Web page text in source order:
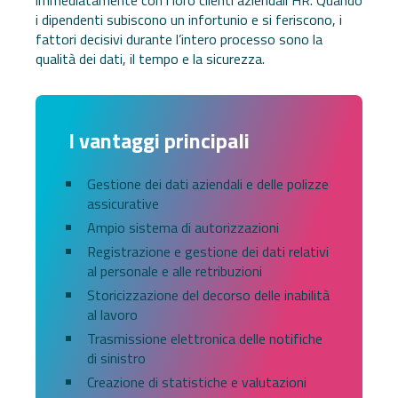
i dipendenti subiscono un infortunio e si feriscono, i
fattori decisivi durante l’intero processo sono la
qualità dei dati, il tempo e la sicurezza.
I vantaggi principali
Gestione dei dati aziendali e delle polizze
assicurative
Ampio sistema di autorizzazioni
Registrazione e gestione dei dati relativi
al personale e alle retribuzioni
Storicizzazione del decorso delle inabilità
al lavoro
Trasmissione elettronica delle notifiche
di sinistro
Creazione di statistiche e valutazioni